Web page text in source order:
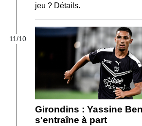
jeu ? Détails.
11/10
Girondins : Yassine
s'entraîne à part